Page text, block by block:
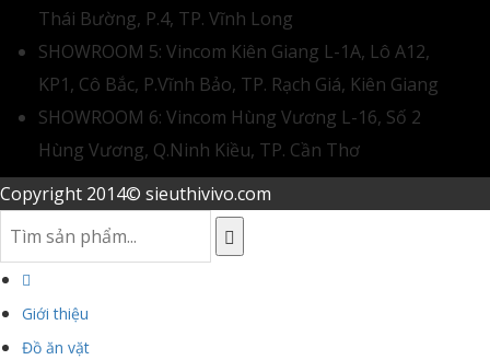
Thái Bường, P.4, TP. Vĩnh Long
SHOWROOM 5: Vincom Kiên Giang L-1A, Lô A12,
KP1, Cô Bắc, P.Vĩnh Bảo, TP. Rạch Giá, Kiên Giang
SHOWROOM 6: Vincom Hùng Vương L-16, Số 2
Hùng Vương, Q.Ninh Kiều, TP. Cần Thơ
Copyright 2014© sieuthivivo.com
Giới thiệu
Đồ ăn vặt